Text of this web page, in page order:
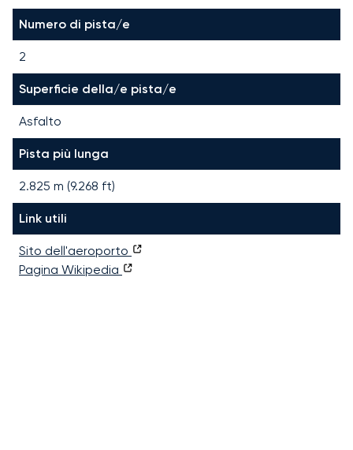
Numero di pista/e
2
Superficie della/e pista/e
Asfalto
Pista più lunga
2.825 m (9.268 ft)
Link utili
Sito dell'aeroporto
Pagina Wikipedia